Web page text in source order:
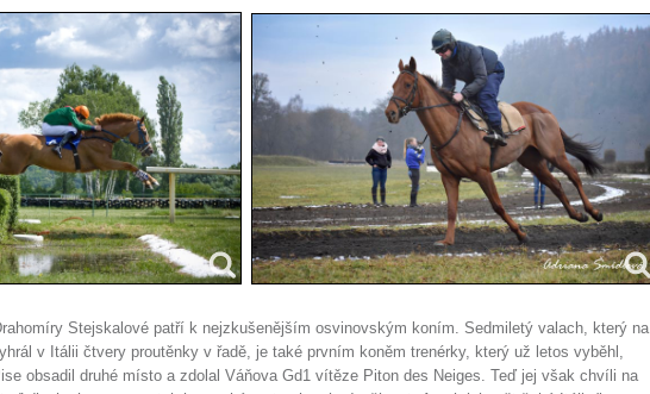
Stejskalové patří k nejzkušenějším osvinovským koním. Sedmiletý valach, který na
v Itálii čtvery proutěnky v řadě, je také prvním koněm trenérky, který už letos vyběhl,
obsadil druhé místo a zdolal Váňova Gd1 vítěze Piton des Neiges. Teď jej však chvíli na